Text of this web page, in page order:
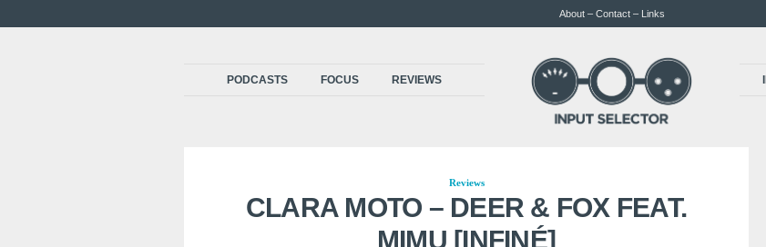
About – Contact – Links
PODCASTS FOCUS REVIEWS
Reviews
CLARA MOTO – DEER & FOX FEAT.
MIMU [INFINÉ]